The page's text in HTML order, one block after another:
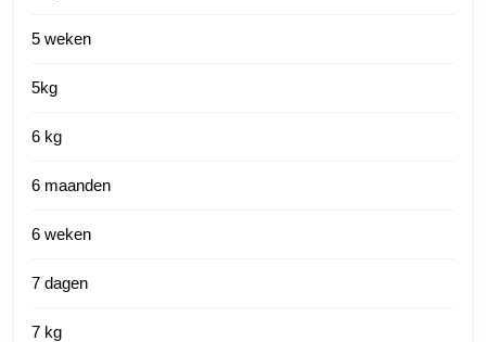
5 weken
5kg
6 kg
6 maanden
6 weken
7 dagen
7 kg